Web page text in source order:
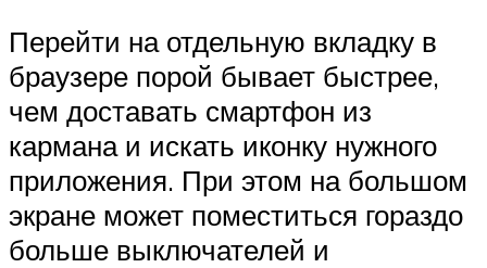
Перейти на отдельную вкладку в
браузере порой бывает быстрее,
чем доставать смартфон из
кармана и искать иконку нужного
приложения. При этом на большом
экране может поместиться гораздо
больше выключателей и